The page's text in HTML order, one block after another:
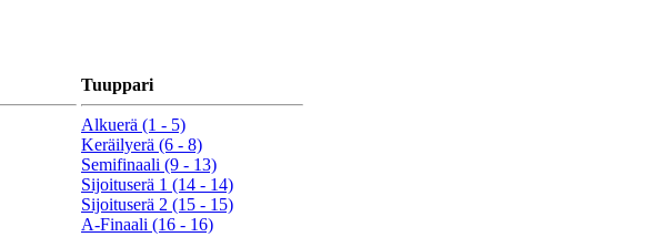
Tuuppari
Alkuerä (1 - 5)
Keräilyerä (6 - 8)
Semifinaali (9 - 13)
Sijoituserä 1 (14 - 14)
Sijoituserä 2 (15 - 15)
A-Finaali (16 - 16)